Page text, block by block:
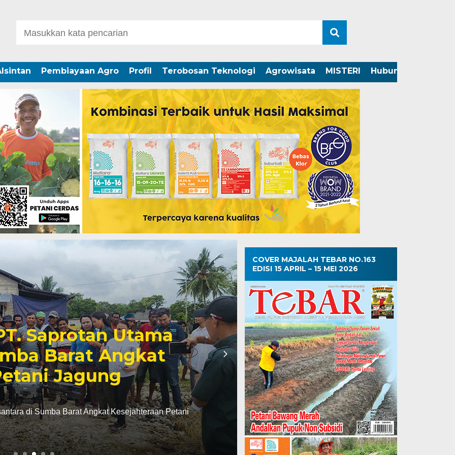
Pembiayaan Agro Profil Terobosan Teknologi Agrowisata MISTERI Hubungi Kami
Jangan Kalah oleh Hama Penyakit, Yuk
Atasi Tantangan Budidaya Kembang
Kol!
Rabu, 26 Nov 2025 - 11:45 WIB
Jangan Kalah oleh Hama Penyakit, Yuk Atasi Tantangan Budidaya Kembang Kol!
MAJALAHTEBAR.com. Kondisi kembang kol dikatakan…
COVER MAJALAH TEBAR NO.163
EDISI 15 APRIL – 15 MEI 2026